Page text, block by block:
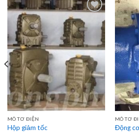
Add to
Wishlist
MÔ TƠ ĐIỆN
Hộp giảm tốc
MÔ TƠ
Động